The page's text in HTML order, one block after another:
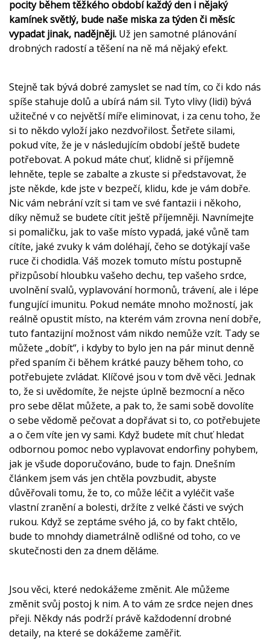
pocity během těžkého období každý den i nějaký
kamínek světlý, bude naše miska za týden či měsíc
vypadat jinak, nadějněji. Už jen samotné plánování
drobných radostí a těšení na ně má nějaký efekt.
Stejně tak bývá dobré zamyslet se nad tím, co či kdo nás
spíše stahuje dolů a ubírá nám sil. Tyto vlivy (lidi) bývá
užitečné v co největší míře eliminovat, i za cenu toho, že
si to někdo vyloží jako nezdvořilost. Šetřete silami,
pokud víte, že je v následujícím období ještě budete
potřebovat. A pokud máte chuť, klidně si příjemně
lehněte, teple se zabalte a zkuste si představovat, že
jste někde, kde jste v bezpečí, klidu, kde je vám dobře.
Nic vám nebrání vzít si tam ve své fantazii i někoho,
díky němuž se budete cítit ještě příjemněji. Navnímejte
si pomaličku, jak to vaše místo vypadá, jaké vůně tam
cítíte, jaké zvuky k vám doléhají, čeho se dotýkají vaše
ruce či chodidla. Váš mozek tomuto místu postupně
přizpůsobí hloubku vašeho dechu, tep vašeho srdce,
uvolnění svalů, vyplavování hormonů, trávení, ale i lépe
fungující imunitu. Pokud nemáte mnoho možností, jak
reálně opustit místo, na kterém vám zrovna není dobře,
tuto fantazijní možnost vám nikdo nemůže vzít. Tady se
můžete „dobít“, i kdyby to bylo jen na pár minut denně
před spaním či během krátké pauzy během toho, co
potřebujete zvládat. Klíčové jsou v tom dvě věci. Jednak
to, že si uvědomíte, že nejste úplně bezmocní a něco
pro sebe dělat můžete, a pak to, že sami sobě dovolíte
o sebe vědomě pečovat a dopřávat si to, co potřebujete
a o čem víte jen vy sami. Když budete mít chuť hledat
odbornou pomoc nebo vyplavovat endorfiny pohybem,
jak je všude doporučováno, bude to fajn. Dnešním
článkem jsem vás jen chtěla povzbudit, abyste
důvěřovali tomu, že to, co může léčit a vyléčit vaše
vlastní zranění a bolesti, držíte z velké části ve svých
rukou. Když se zeptáme svého já, co by fakt chtělo,
bude to mnohdy diametrálně odlišné od toho, co ve
skutečnosti den za dnem děláme.
Jsou věci, které nedokážeme změnit. Ale můžeme
změnit svůj postoj k nim. A to vám ze srdce nejen dnes
přeji. Někdy nás podrží právě každodenní drobné
detaily, na které se dokážeme zaměřit.